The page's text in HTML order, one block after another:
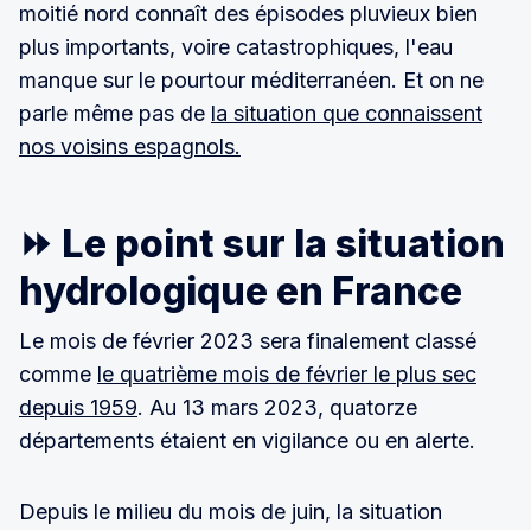
moitié nord connaît des épisodes pluvieux bien
plus importants, voire catastrophiques, l'eau
manque sur le pourtour méditerranéen. Et on ne
parle même pas de la situation que connaissent
nos voisins espagnols.
⏩ Le point sur la situation
hydrologique en France
Le mois de février 2023 sera finalement classé
comme le quatrième mois de février le plus sec
depuis 1959. Au 13 mars 2023, quatorze
départements étaient en vigilance ou en alerte.
Depuis le milieu du mois de juin, la situation